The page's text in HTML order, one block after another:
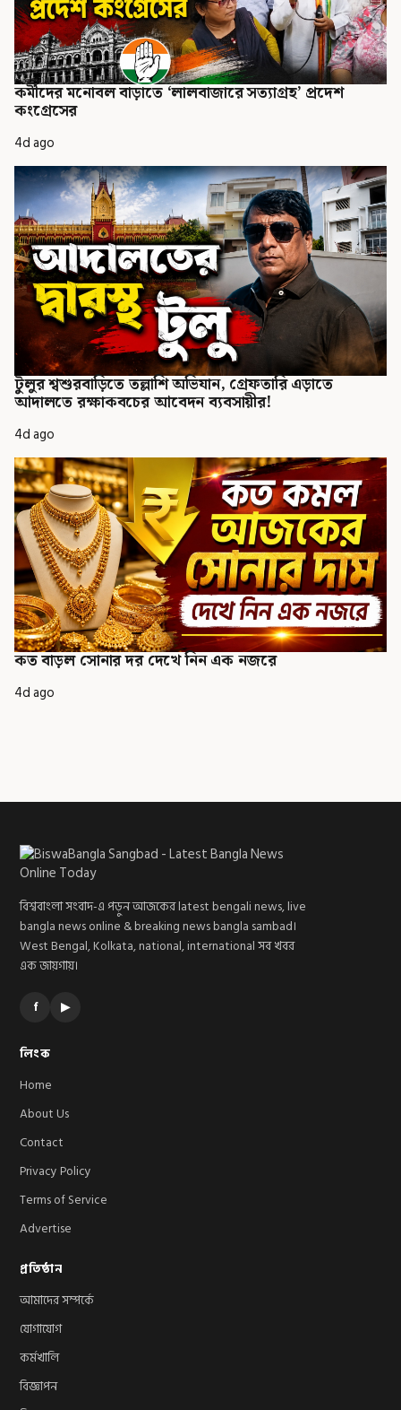
কর্মীদের মনোবল বাড়াতে ‘লালবাজারে সত্যাগ্রহ’ প্রদেশ
কংগ্রেসের
4d ago
টুলুর শ্বশুরবাড়িতে তল্লাশি অভিযান, গ্রেফতারি এড়াতে
আদালতে রক্ষাকবচের আবেদন ব্যবসায়ীর!
4d ago
কত বাড়ল সোনার দর দেখে নিন এক নজরে
4d ago
বিশ্ববাংলা সংবাদ-এ পড়ুন আজকের latest bengali news, live
bangla news online & breaking news bangla sambad।
West Bengal, Kolkata, national, international সব খবর
এক জায়গায়।
f ▶
লিংক
Home
About Us
Contact
Privacy Policy
Terms of Service
Advertise
প্রতিষ্ঠান
আমাদের সম্পর্কে
যোগাযোগ
কর্মখালি
বিজ্ঞাপন